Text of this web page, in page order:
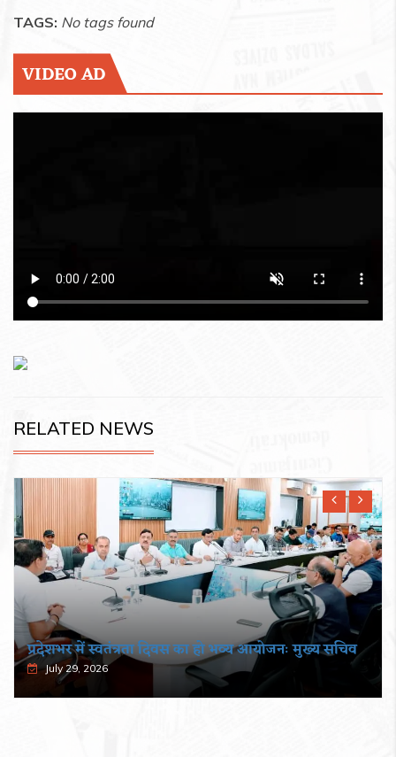
TAGS: No tags found
VIDEO AD
RELATED NEWS
सहकारिता में हरियाणा व उत्तराखंड मिलकर करेंगे कामः डाॅ. धन
सिंह रावत
August 5, 2026